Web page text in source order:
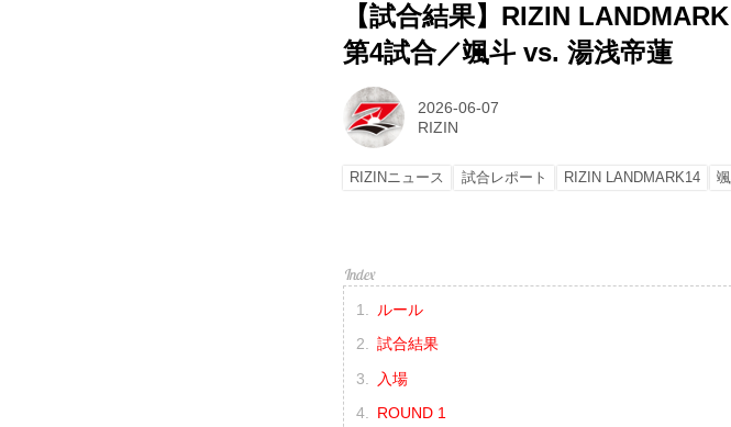
【試合結果】RIZIN
第4試合／颯斗 vs. 湯浅帝蓮
2026-06-07
RIZIN
RIZINニュース 試合レポート RIZIN LANDMARK14
ルール
試合結果
入場
ROUND 1